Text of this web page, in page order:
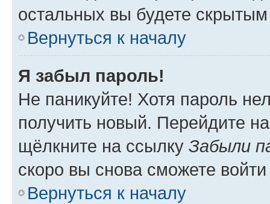
остальных вы будете
Вернуться к началу
Я забыл пароль!
Не паникуйте! Хотя пароль
получить новый. Перейдите
щёлкните на ссылку Забыли
скоро вы снова сможете
Вернуться к началу